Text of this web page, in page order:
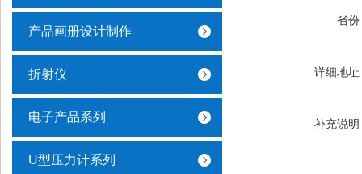
产品画册设计制作
折射仪
电子产品系列
U型压力计系列
省份
详细地址
补充说明